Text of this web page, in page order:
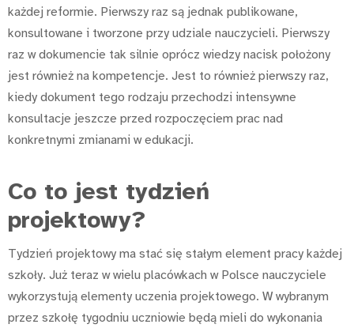
każdej reformie. Pierwszy raz są jednak publikowane,
konsultowane i tworzone przy udziale nauczycieli. Pierwszy
raz w dokumencie tak silnie oprócz wiedzy nacisk położony
jest również na kompetencje. Jest to również pierwszy raz,
kiedy dokument tego rodzaju przechodzi intensywne
konsultacje jeszcze przed rozpoczęciem prac nad
konkretnymi zmianami w edukacji.
Co to jest tydzień
projektowy?
Tydzień projektowy ma stać się stałym element pracy każdej
szkoły. Już teraz w wielu placówkach w Polsce nauczyciele
wykorzystują elementy uczenia projektowego. W wybranym
przez szkołę tygodniu uczniowie będą mieli do wykonania